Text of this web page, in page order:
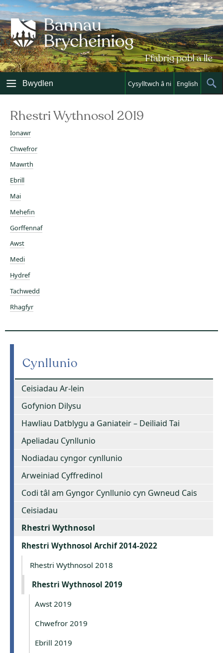
Skip
to
content
Bwydlen Cysylltwch â ni English
Rhestri Wythnosol 2019
Ionawr
Chwefror
Mawrth
Ebrill
Mai
Mehefin
Gorffennaf
Awst
Medi
Hydref
Tachwedd
Rhagfyr
Cynllunio
Ceisiadau Ar-lein
Gofynion Dilysu
Hawliau Datblygu a Ganiateir – Deiliaid Tai
Apeliadau Cynllunio
Nodiadau cyngor cynllunio
Arweiniad Cyffredinol
Codi tâl am Gyngor Cynllunio cyn Gwneud Cais
Ceisiadau
Rhestri Wythnosol
Rhestri Wythnosol Archif 2014-2022
Rhestri Wythnosol 2018
Rhestri Wythnosol 2019
Awst 2019
Chwefror 2019
Ebrill 2019